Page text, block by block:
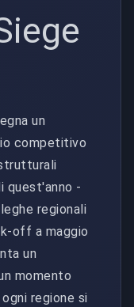
un
competitivo
quest'anno -
regionali
off a maggio
un
momento
regione si